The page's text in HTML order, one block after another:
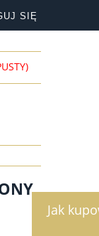
SIĘ
Jak